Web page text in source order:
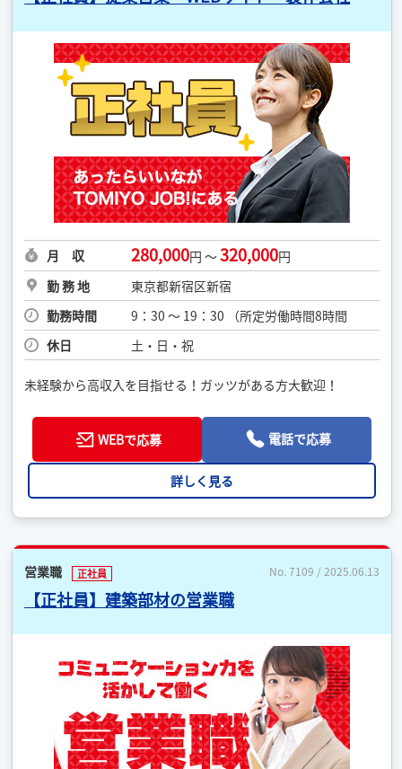
月 収 280,000円 ～320,000円
勤 務 地
東京都新宿区新宿
勤務時間
9：30 〜 19：30 （所定労働時間8時間
休日
土・日・祝
未経験から高収入を目指せる！ガッツがある方大歓迎！
WEBで応募 電話で応募
詳しく見る
営業職 正社員 No. 7109 / 2025.06.13
【正社員】建築部材の営業職